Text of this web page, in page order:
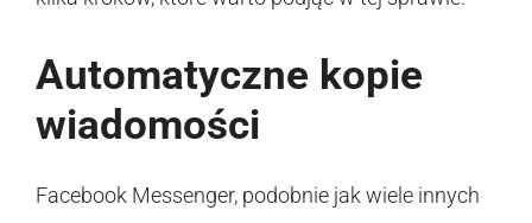
Automatyczne kopie
wiadomości
Facebook Messenger, podobnie jak wiele innych